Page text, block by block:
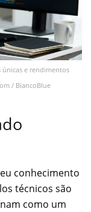
únicas e rendimentos
/ BiancoBlue
conhecimento
técnicos são
como um